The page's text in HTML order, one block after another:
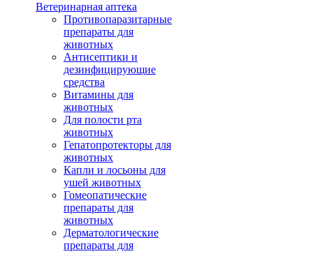
Ветеринарная аптека
Противопаразитарные
препараты для
животных
Антисептики и
дезинфицирующие
средства
Витамины для
животных
Для полости рта
животных
Гепатопротекторы для
животных
Капли и лосьоны для
ушей животных
Гомеопатические
препараты для
животных
Дерматологические
препараты для